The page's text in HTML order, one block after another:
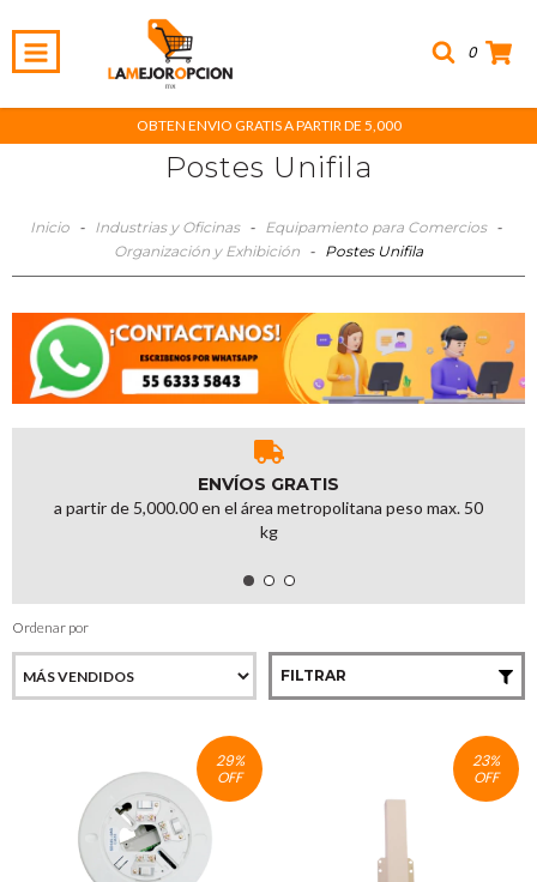
0
OBTEN ENVIO GRATIS A PARTIR DE 5,000
Postes Unifila
Inicio - Industrias y Oficinas - Equipamiento para Comercios
-
Organización y Exhibición - Postes Unifila
ENVÍOS GRATIS
a partir de 5,000.00 en el área metropolitana peso max. 50
kg
Ordenar por
FILTRAR
29%
OFF
23%
OFF